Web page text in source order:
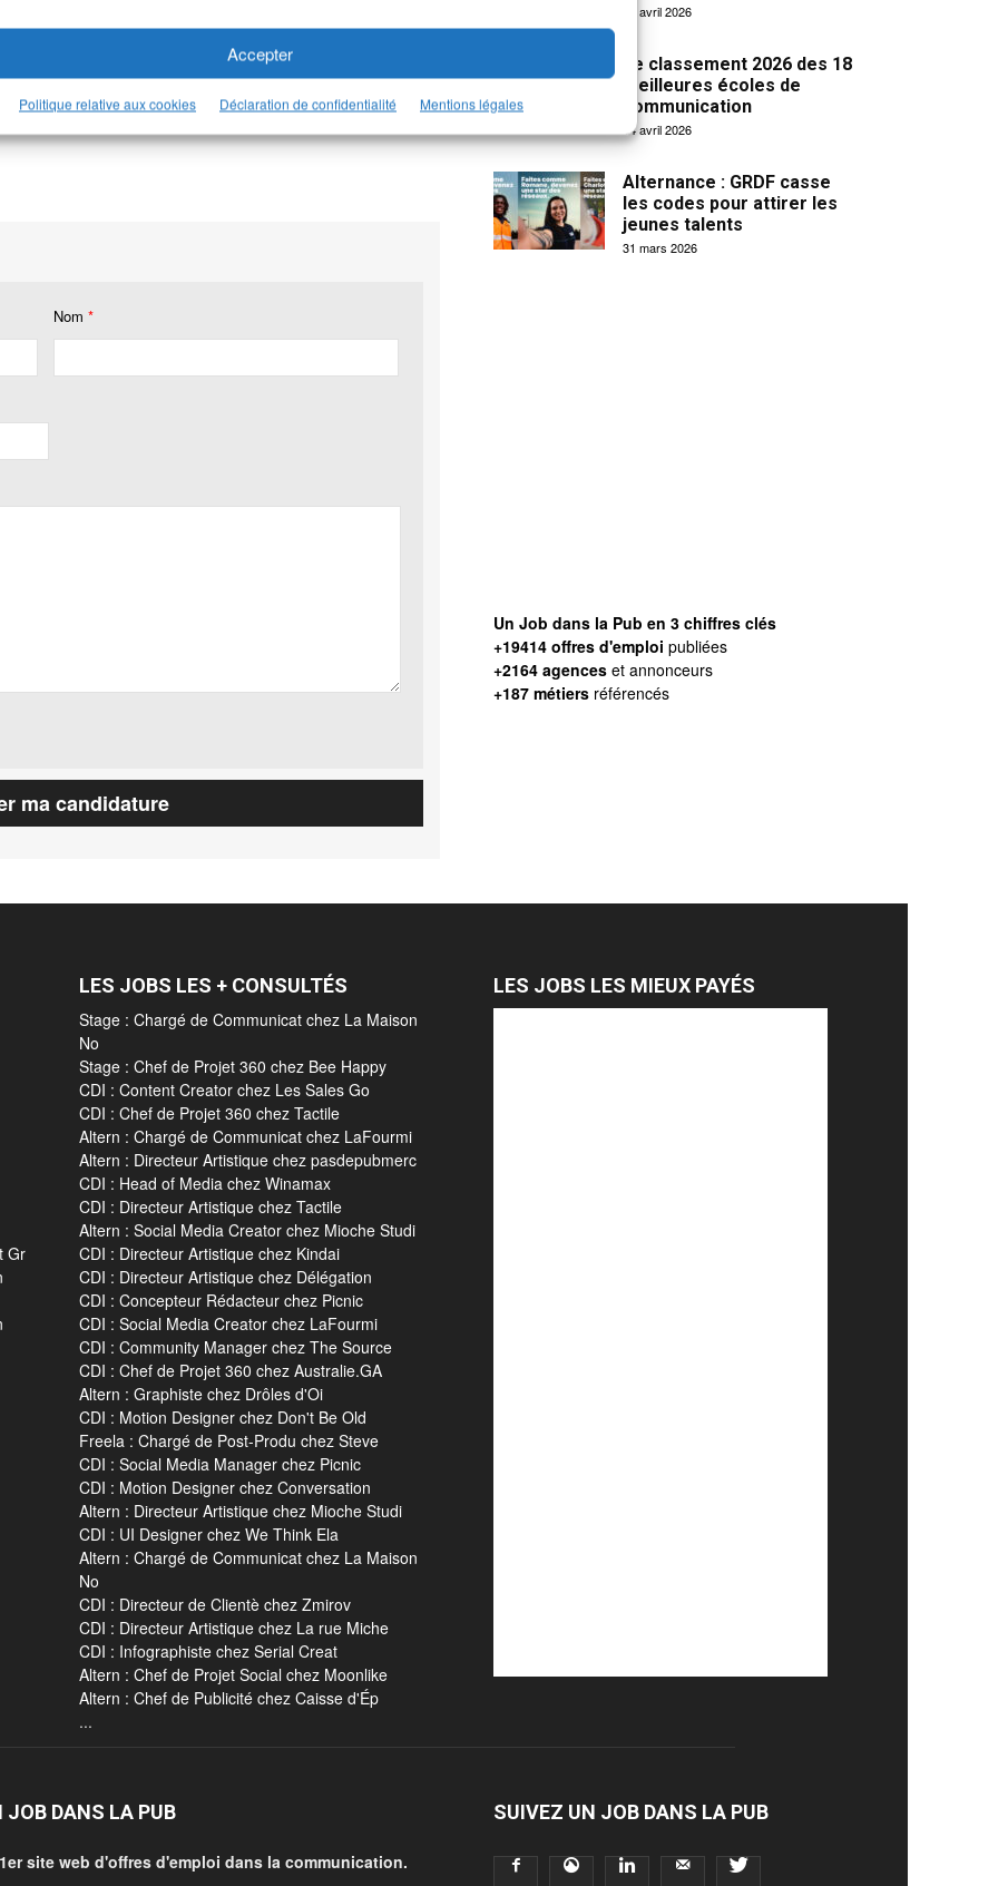
Accepter
Politique relative aux cookies Déclaration de confidentialité Mentions légales
Nom *
15 avril 2026
Le classement 2026 des 18
meilleures écoles de
communication
14 avril 2026
Alternance : GRDF casse
les codes pour attirer les
jeunes talents
31 mars 2026
Un Job dans la Pub en 3 chiffres clés
+19414 offres d'emploi publiées
+2164 agences et annonceurs
+187 métiers référencés
Gr
LES JOBS LES + CONSULTÉS
Stage : Chargé de Communicat chez La Maison
No
Stage : Chef de Projet 360 chez Bee Happy
CDI : Content Creator chez Les Sales Go
CDI : Chef de Projet 360 chez Tactile
Altern : Chargé de Communicat chez LaFourmi
Altern : Directeur Artistique chez pasdepubmerc
CDI : Head of Media chez Winamax
CDI : Directeur Artistique chez Tactile
Altern : Social Media Creator chez Mioche Studi
CDI : Directeur Artistique chez Kindai
CDI : Directeur Artistique chez Délégation
CDI : Concepteur Rédacteur chez Picnic
CDI : Social Media Creator chez LaFourmi
CDI : Community Manager chez The Source
CDI : Chef de Projet 360 chez Australie.GA
Altern : Graphiste chez Drôles d'Oi
CDI : Motion Designer chez Don't Be Old
Freela : Chargé de Post-Produ chez Steve
CDI : Social Media Manager chez Picnic
CDI : Motion Designer chez Conversation
Altern : Directeur Artistique chez Mioche Studi
CDI : UI Designer chez We Think Ela
Altern : Chargé de Communicat chez La Maison
No
CDI : Directeur de Clientè chez Zmirov
CDI : Directeur Artistique chez La rue Miche
CDI : Infographiste chez Serial Creat
Altern : Chef de Projet Social chez Moonlike
Altern : Chef de Publicité chez Caisse d'Ép
...
LES JOBS LES MIEUX PAYÉS
JOB DANS LA PUB
site web d'offres d'emploi dans la communication.
SUIVEZ UN JOB DANS LA PUB